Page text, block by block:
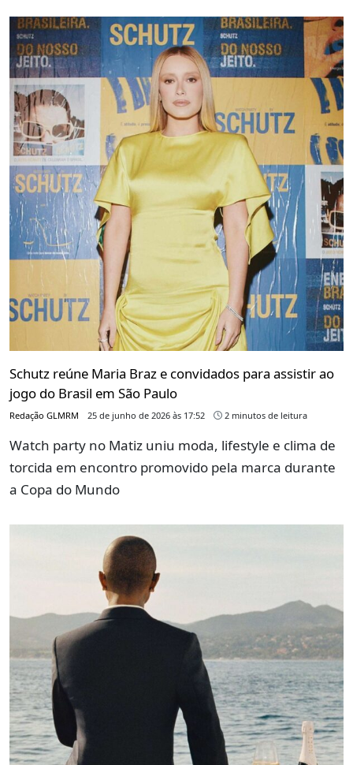
Schutz reúne Maria Braz e convidados para assistir ao
jogo do Brasil em São Paulo
Redação GLMRM 25 de junho de 2026 às 17:52 2 minutos de leitura
Watch party no Matiz uniu moda, lifestyle e clima de
torcida em encontro promovido pela marca durante
a Copa do Mundo